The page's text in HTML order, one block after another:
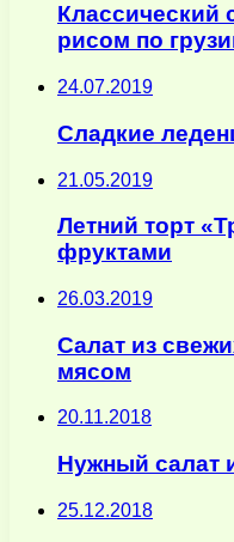
Классический
рисом по
24.07.2019
Сладкие
21.05.2019
Летний торт
фруктами
26.03.2019
Салат из
мясом
20.11.2018
Нужный салат
25.12.2018